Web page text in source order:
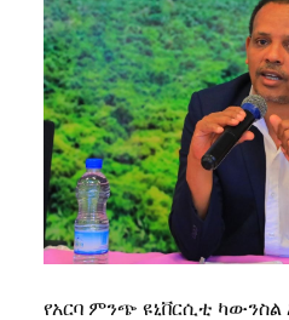
የአርባ ምንጭ ዩኒቨርሲቲ ካውንስል